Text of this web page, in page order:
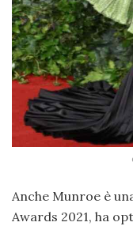
Anche Munroe è
Awards 2021, ha